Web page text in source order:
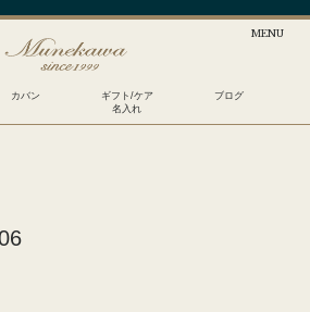
カバン
ギフト/ケア
名入れ
ブログ